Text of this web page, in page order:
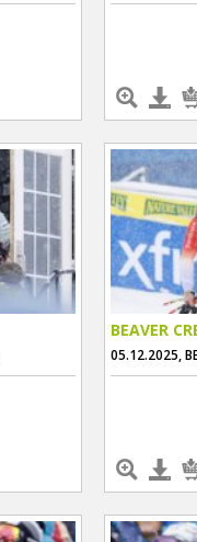
BEAVER
05.12.2025,